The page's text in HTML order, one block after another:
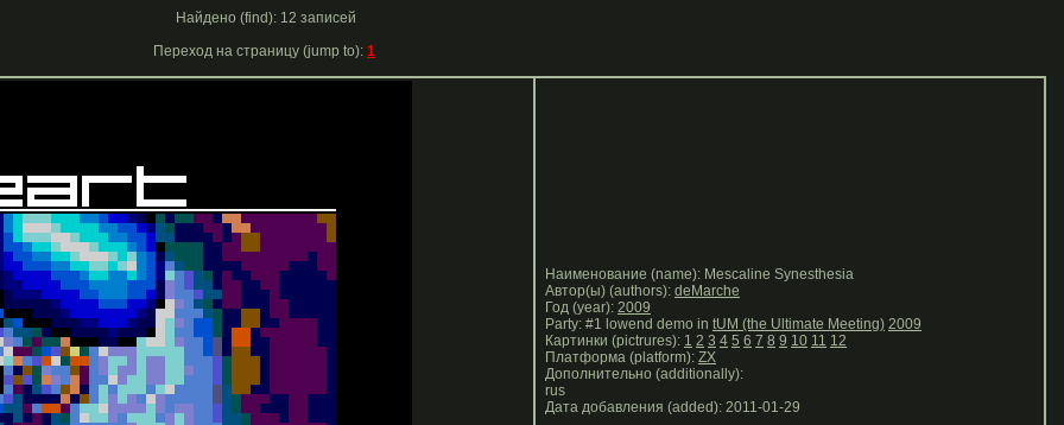
Найдено (find): 12 записей
Переход на страницу (jump to): 1
Наименование (name): Mescaline Synesthesia
Автор(ы) (authors): deMarche
Год (year): 2009
Party: #1 lowend demo in tUM (the Ultimate Meeting) 2009
Картинки (pictrures): 1 2 3 4 5 6 7 8 9 10 11 12
Платформа (platform): ZX
Дополнительно (additionally):
rus
Дата добавления (added): 2011-01-29